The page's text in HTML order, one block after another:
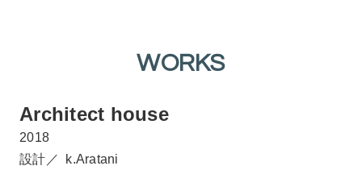
WORKS
Architect house
2018
設計／ k.Aratani